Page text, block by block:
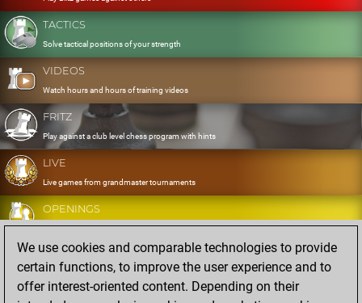
TACTICS
Solve tactical positions of your strength
VIDEOS
Watch hours and hours of training videos
FRITZ
Play against a club level chess program with hints
LIVE
Live games from grandmaster tournaments
OPENINGS
Develop and exercise your openings
DATABASE
Eight million strong games
We use cookies and comparable technologies to provide
certain functions, to improve the user experience and to
offer interest-oriented content. Depending on their